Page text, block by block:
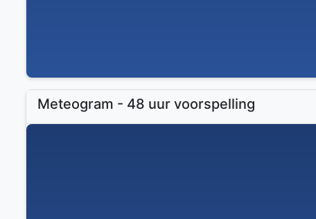
Meteogram - 48 uur voorspelling